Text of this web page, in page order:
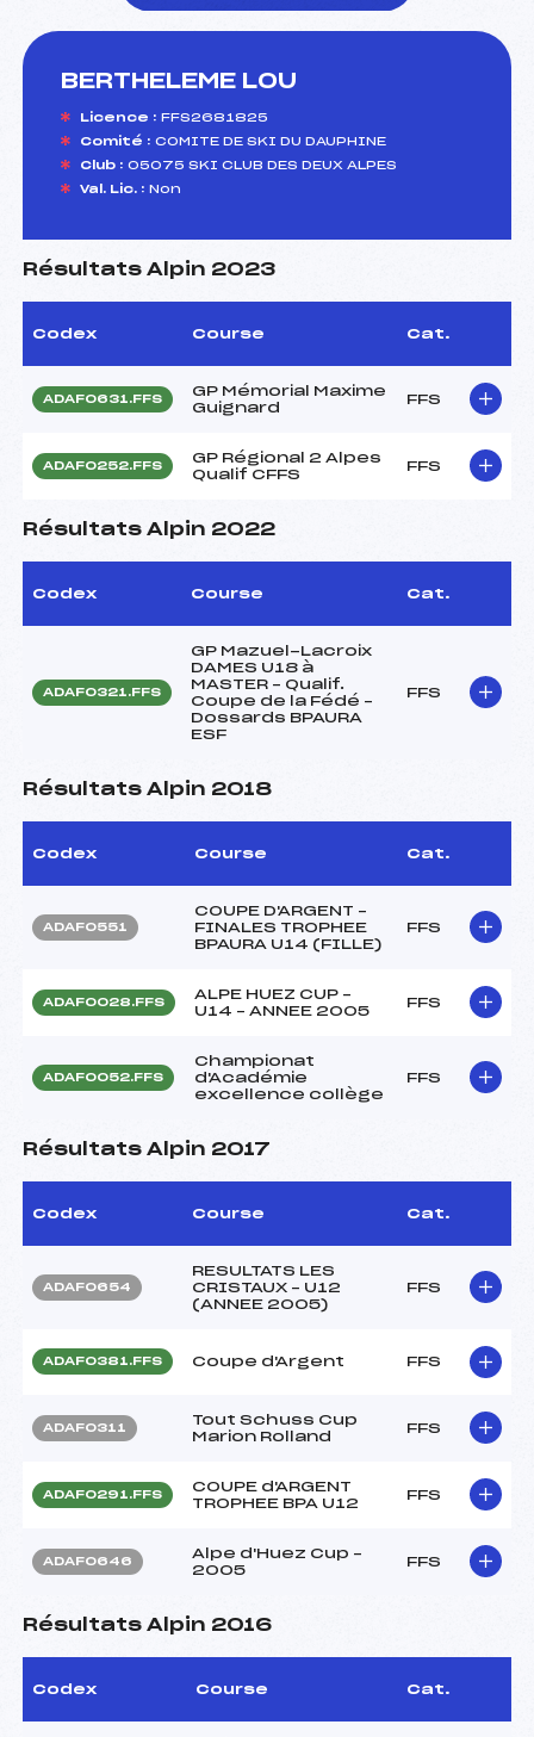
BERTHELEME LOU
Licence : FFS2681825
Comité : COMITE DE SKI DU DAUPHINE
Club : 05075 SKI CLUB DES DEUX ALPES
Val. Lic. : Non
Résultats Alpin 2023
Codex Course Cat.
ADAF0631.FFS
GP Mémorial Maxime
Guignard
FFS
ADAF0252.FFS
GP Régional 2 Alpes
Qualif CFFS
FFS
Résultats Alpin 2022
Codex Course Cat.
ADAF0321.FFS
GP Mazuel-Lacroix
DAMES U18 à
MASTER – Qualif.
Coupe de la Fédé –
Dossards BPAURA
ESF
FFS
Résultats Alpin 2018
Codex Course Cat.
ADAF0551
COUPE D'ARGENT –
FINALES TROPHEE
BPAURA U14 (FILLE)
FFS
ADAF0028.FFS
ALPE HUEZ CUP –
U14 – ANNEE 2005
FFS
ADAF0052.FFS
Championat
d'Académie
excellence collège
FFS
Résultats Alpin 2017
Codex Course Cat.
ADAF0654
RESULTATS LES
CRISTAUX – U12
(ANNEE 2005)
FFS
ADAF0381.FFS Coupe d'Argent FFS
ADAF0311
Tout Schuss Cup
Marion Rolland
FFS
ADAF0291.FFS
COUPE d'ARGENT
TROPHEE BPA U12
FFS
ADAF0646
Alpe d'Huez Cup –
2005
FFS
Résultats Alpin 2016
Codex Course Cat.